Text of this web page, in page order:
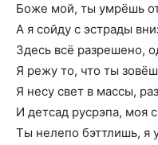
Боже мой, ты умрёшь
А я сойду с эстрады
Здесь всё разрешено,
Я режу то, что ты
Я несу свет в массы,
И детсад русрэпа, моя
Ты нелепо бэттлишь, я